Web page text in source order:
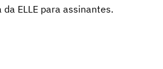
ELLE para assinantes.